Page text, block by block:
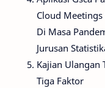
Cloud
Di Masa
Jurusan
Kajian Ulangan
Tiga Faktor